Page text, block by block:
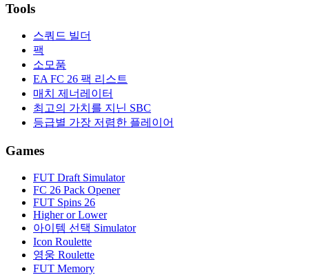
Tools
스쿼드 빌더
팩
소모품
EA FC 26 팩 리스트
매치 제너레이터
최고의 가치를 지닌 SBC
등급별 가장 저렴한 플레이어
Games
FUT Draft Simulator
FC 26 Pack Opener
FUT Spins 26
Higher or Lower
아이템 선택 Simulator
Icon Roulette
영웅 Roulette
FUT Memory